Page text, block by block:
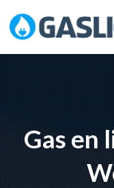
Skip
to
content
Gas en